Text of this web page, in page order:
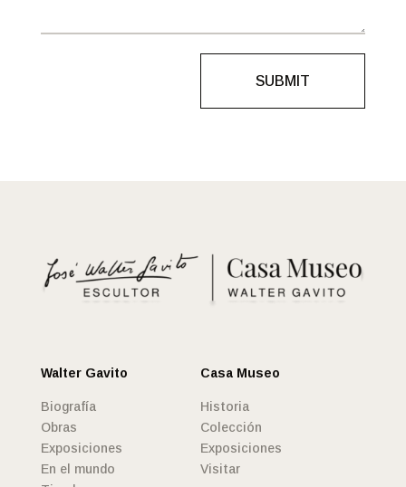
SUBMIT
Walter Gavito
Biografía
Obras
Exposiciones
En el mundo
Casa Museo
Historia
Colección
Exposiciones
Visitar